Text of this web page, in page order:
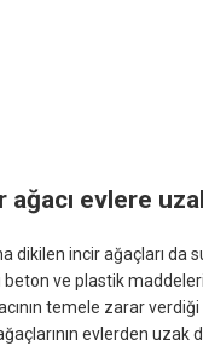
ağacı evlere
dikilen incir ağaçları da
ve plastik
temele zarar
evlerden uzak